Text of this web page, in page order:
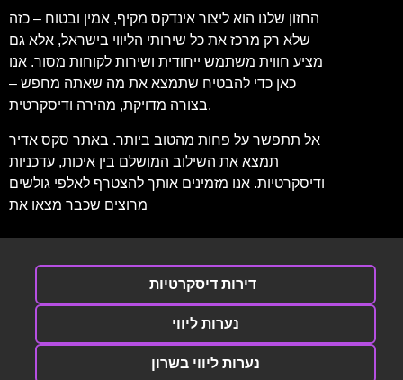
החזון שלנו הוא ליצור אינדקס מקיף, אמין ובטוח – כזה
שלא רק מרכז את כל שירותי הליווי בישראל, אלא גם
מציע חווית משתמש ייחודית ושירות לקוחות מסור. אנו
כאן כדי להבטיח שתמצא את מה שאתה מחפש –
בצורה מדויקת, מהירה ודיסקרטית.
אל תתפשר על פחות מהטוב ביותר. באתר סקס אדיר
תמצא את השילוב המושלם בין איכות, עדכניות
ודיסקרטיות. אנו מזמינים אותך להצטרף לאלפי גולשים
מרוצים שכבר מצאו את
דירות דיסקרטיות
נערות ליווי
נערות ליווי בשרון